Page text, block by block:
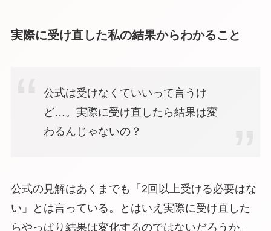
実際に受け直した私の結果からわかること
公式は受けなくていいって言うけ
ど…。実際に受け直したら結果は変
わるんじゃないの？
公式の見解はあくまでも「2回以上受ける必要はな
い」とは言っている。とはいえ実際に受け直した
らやっぱり結果は変化するのではないだろうか。